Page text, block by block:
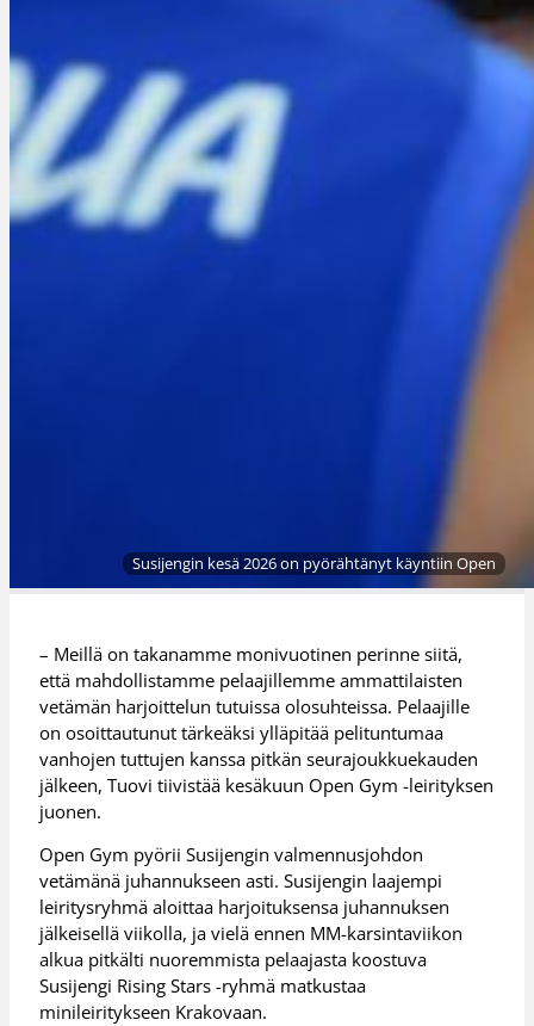
Susijengin kesä 2026 on pyörähtänyt käyntiin Open
– Meillä on takanamme monivuotinen perinne siitä,
että mahdollistamme pelaajillemme ammattilaisten
vetämän harjoittelun tutuissa olosuhteissa. Pelaajille
on osoittautunut tärkeäksi ylläpitää pelituntumaa
vanhojen tuttujen kanssa pitkän seurajoukkuekauden
jälkeen, Tuovi tiivistää kesäkuun Open Gym -leirityksen
juonen.
Open Gym pyörii Susijengin valmennusjohdon
vetämänä juhannukseen asti. Susijengin laajempi
leiritysryhmä aloittaa harjoituksensa juhannuksen
jälkeisellä viikolla, ja vielä ennen MM-karsintaviikon
alkua pitkälti nuoremmista pelaajasta koostuva
Susijengi Rising Stars -ryhmä matkustaa
minileiritykseen Krakovaan.